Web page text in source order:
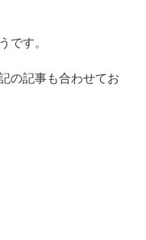
です。
の記事も合わせてお